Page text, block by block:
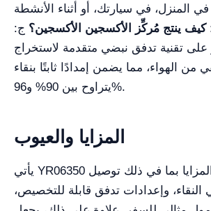
المنزل، في سيارتك، أو أثناء الأنشطة
ينتج مُركِّز الأكسجين الأكسجين؟ ج:
على تقنية تدفق نبضي متقدمة لاستخراج
من الهواء، مما يضمن إمدادًا ثابتًا بنقاء
يتراوح بين 90% و96%.
المزايا والعيوب
يأتي YR06350 مع مجموعة من المزايا بما في ذلك توصيل
النقاء، وإعدادات تدفق قابلة للتخصيص،